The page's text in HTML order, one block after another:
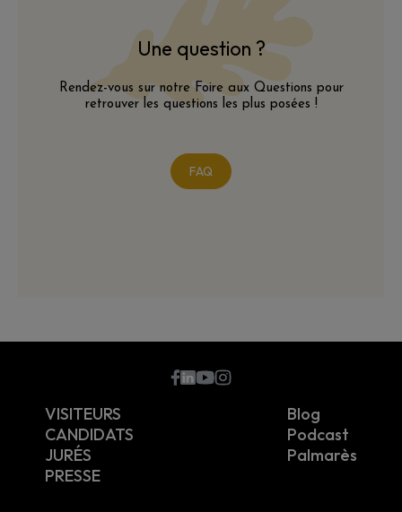
Une question ?
Rendez-vous sur notre Foire aux Questions pour
retrouver les questions les plus posées !
FAQ
VISITEURS
CANDIDATS
JURÉS
PRESSE
Blog
Podcast
Palmarès